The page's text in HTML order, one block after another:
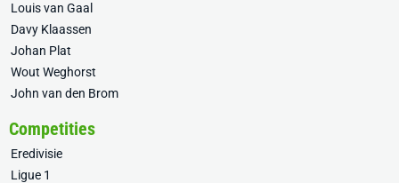
Louis van Gaal
Davy Klaassen
Johan Plat
Wout Weghorst
John van den Brom
Competities
Eredivisie
Ligue 1